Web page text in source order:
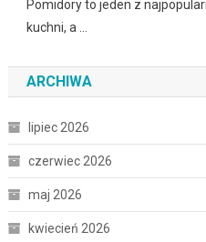
Pomidory to jeden z
kuchni, a …
ARCHIWA
lipiec 2026
czerwiec 2026
maj 2026
kwiecień 2026